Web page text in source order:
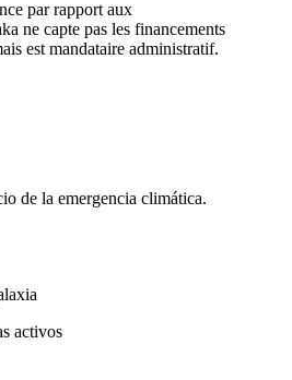
par rapport aux
ne capte pas les financements
est mandataire administratif.
de la emergencia climática.
activos